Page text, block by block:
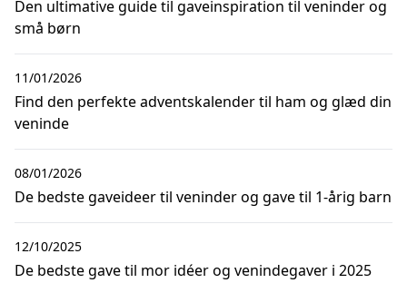
Den ultimative guide til gaveinspiration til veninder og
små børn
Find den perfekte adventskalender til ham og glæd din
veninde
11/01/2026
De bedste gaveideer til veninder og gave til 1-årig barn
08/01/2026
De bedste gave til mor idéer og venindegaver i 2025
12/10/2025